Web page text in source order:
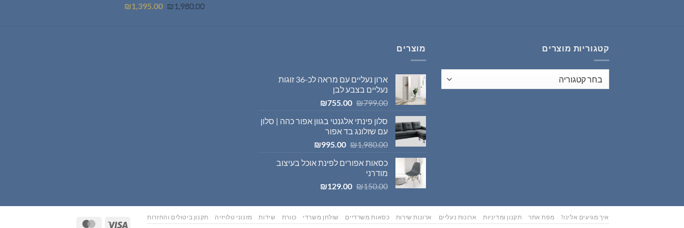
₪ 1,980.00
המחיר
₪1,395.00
המחיר
קטגוריות מוצרים
מוצרים
ארון נעליים עם מראה לכ-36 זוגות
נעליים בצבע לבן
₪799.00
המחיר
היה:
₪799.00.
₪755.00
המחיר
הוא:
סלון פינתי אלגנטי בגוון אפור כהה | סלון
עם שזלונג בד אפור
₪1,980.00
המחיר
היה:
₪995.00
המחיר
הוא:
כסאות אפורים לפינת אוכל בעיצוב
מודרני
₪150.00
המחיר
היה:
₪150.00.
₪129.00
המחיר
הוא:
₪129.00.
Visa
איך מגיעים אלינו? מפת אתר תקנון ומדיניות ארונות נעליים ארונות שירות כסאות משרדיים שולחן משרדי כוורת שידות מזנוני טלויזיה תקנון ביטולים והחזרות